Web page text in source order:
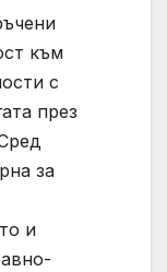
към
с
през
за
и